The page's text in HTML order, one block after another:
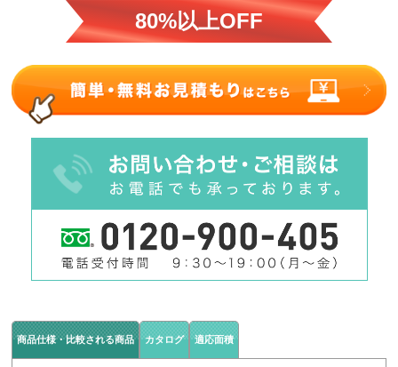
80%以上OFF
商品仕様・比較される商品 カタログ 適応面積